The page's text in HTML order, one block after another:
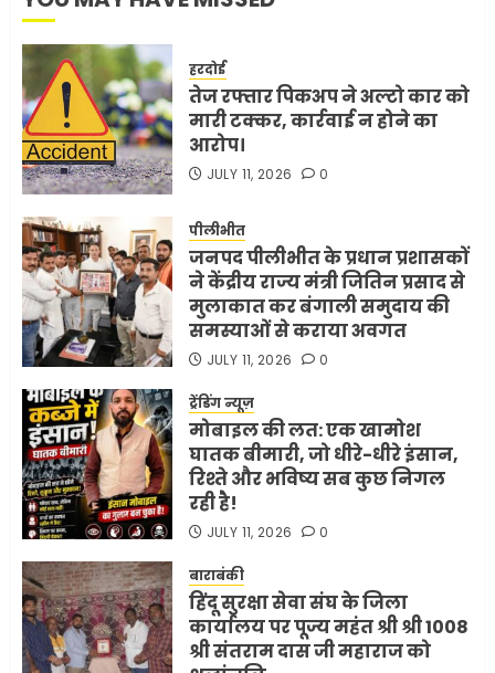
हरदोई
तेज रफ्तार पिकअप ने अल्टो कार को
मारी टक्कर, कार्रवाई न होने का
आरोप।
JULY 11, 2026 0
पीलीभीत
जनपद पीलीभीत के प्रधान प्रशासकों
ने केंद्रीय राज्य मंत्री जितिन प्रसाद से
मुलाकात कर बंगाली समुदाय की
समस्याओं से कराया अवगत
JULY 11, 2026 0
ट्रेंडिंग न्यूज़
मोबाइल की लत: एक खामोश
घातक बीमारी, जो धीरे-धीरे इंसान,
रिश्ते और भविष्य सब कुछ निगल
रही है!
JULY 11, 2026 0
बाराबंकी
हिंदू सुरक्षा सेवा संघ के जिला
कार्यालय पर पूज्य महंत श्री श्री 1008
श्री संतराम दास जी महाराज को